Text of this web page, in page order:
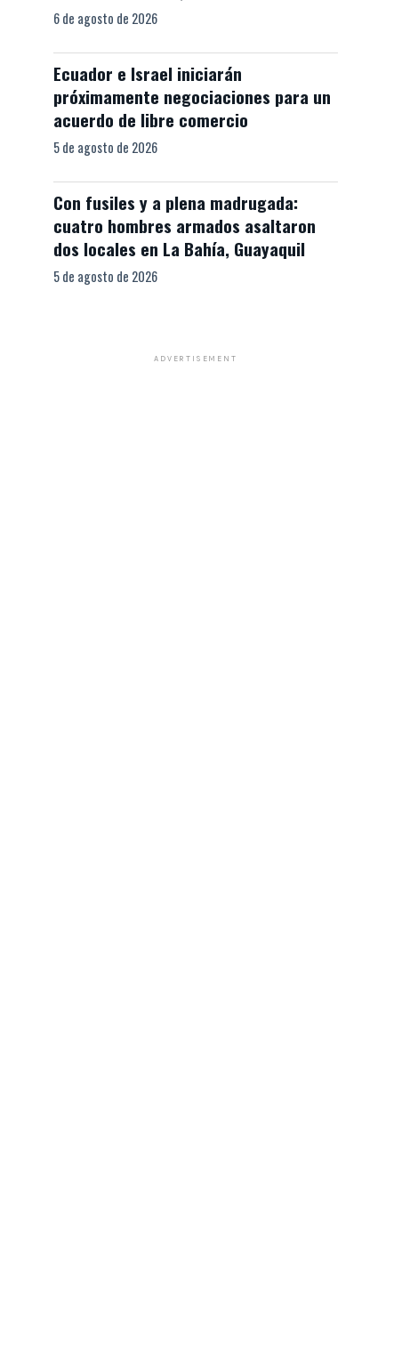
6 de agosto de 2026
Ecuador e Israel iniciarán
próximamente negociaciones para un
acuerdo de libre comercio
5 de agosto de 2026
Con fusiles y a plena madrugada:
cuatro hombres armados asaltaron
dos locales en La Bahía, Guayaquil
5 de agosto de 2026
ADVERTISEMENT